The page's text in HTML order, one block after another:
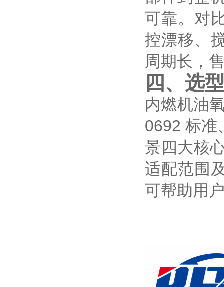
可靠。对
控漂移、
周期长，
四、选
内燃机油
0692 标准
景四大核
适配范围
可帮助用